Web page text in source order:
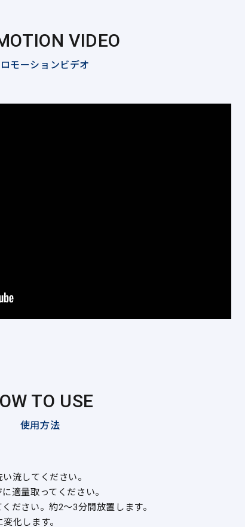
VIDEO
モーションビデオ
TO USE
使用方法
流してください。
適量取ってください。
ださい。約2～3分間放置します。
化します。